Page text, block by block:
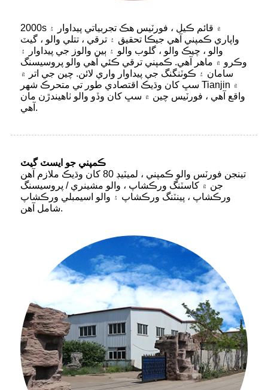
2000s ۾ قائم ڪيل ، فورٽيس هڪ تجربياتي پيداوار ۽
واپاري ڪمپني آهي جيڪا تحقيق ۽ ترقي ، تتلي والو ، گيٽ
والو ، چيڪ والو ، گلوب والو ۽ ٻين والوز جي پيداوار ۽
وڪرو ۾ ماهر آهي. ڪمپني ترقي ڪئي آهي والو پروسيسنگ
سامان ۽ ڪوٽنگنگ جي پيداوار واري لائن. چين جي اتر ۾
سڀ کان وڌيڪ اقتصادي طور تي متحرڪ شهر Tianjin ۾
واقع آهي ، فورٽيس چين ۾ سڀ کان وڏو والو ٺاهيندڙن مان
آهي.
ڪمپني جو ايسٽ گيٽ
تينجن فورٽس والو ڪمپني ، لميٽيڊ 80 کان وڌيڪ ملازم آهن
جن ۾ کاسٽنگ ورڪشاپ ، والو مشينري / پروسيسنگ
ورڪشاپ ، پينٽنگ ورڪشاپ ۽ والو اسيمبلي ورڪشاپ
شامل آهن.